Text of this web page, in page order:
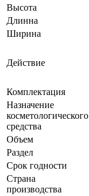
Высота
Длинна
Ширина
Действие
Комплектация
Назначение
косметологического
средства
Объем
Раздел
Срок годности
Страна
производства